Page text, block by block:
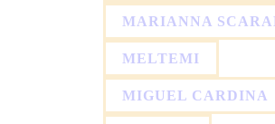
MARIANNA
MELTEMI
MIGUEL CARDINA